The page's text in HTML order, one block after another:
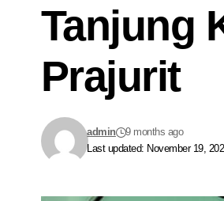
Tanjung
Prajurit
Last updated: November 19,
admin 9 months ago